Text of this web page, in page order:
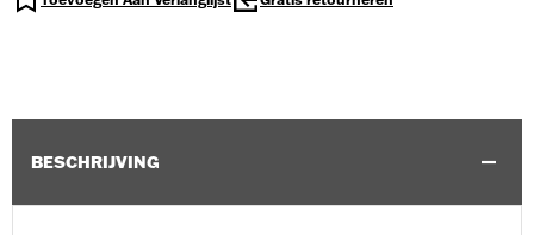
BESCHRIJVING